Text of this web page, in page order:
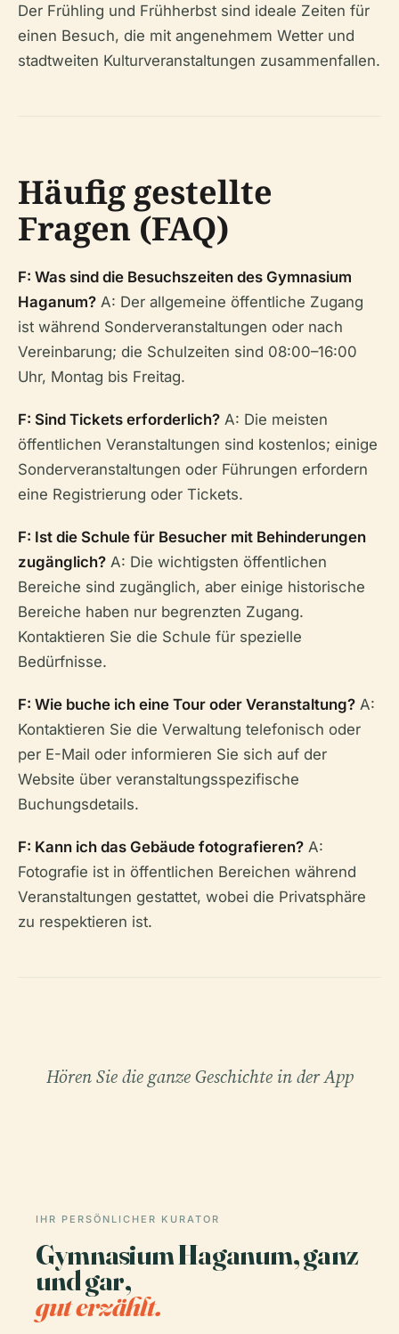
Der Frühling und Frühherbst sind ideale Zeiten für
einen Besuch, die mit angenehmem Wetter und
stadtweiten Kulturveranstaltungen zusammenfallen.
Häufig gestellte
Fragen (FAQ)
F: Was sind die Besuchszeiten des Gymnasium
Haganum? A: Der allgemeine öffentliche Zugang
ist während Sonderveranstaltungen oder nach
Vereinbarung; die Schulzeiten sind 08:00–16:00
Uhr, Montag bis Freitag.
F: Sind Tickets erforderlich? A: Die meisten
öffentlichen Veranstaltungen sind kostenlos; einige
Sonderveranstaltungen oder Führungen erfordern
eine Registrierung oder Tickets.
F: Ist die Schule für Besucher mit Behinderungen
zugänglich? A: Die wichtigsten öffentlichen
Bereiche sind zugänglich, aber einige historische
Bereiche haben nur begrenzten Zugang.
Kontaktieren Sie die Schule für spezielle
Bedürfnisse.
F: Wie buche ich eine Tour oder Veranstaltung? A:
Kontaktieren Sie die Verwaltung telefonisch oder
per E-Mail oder informieren Sie sich auf der
Website über veranstaltungsspezifische
Buchungsdetails.
F: Kann ich das Gebäude fotografieren? A:
Fotografie ist in öffentlichen Bereichen während
Veranstaltungen gestattet, wobei die Privatsphäre
zu respektieren ist.
Hören Sie die ganze Geschichte in der App
IHR PERSÖNLICHER KURATOR
Gymnasium Haganum, ganz
und gar,
gut erzählt.